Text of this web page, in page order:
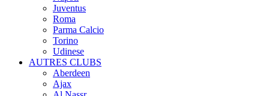
Juventus
Roma
Parma Calcio
Torino
Udinese
AUTRES CLUBS
Aberdeen
Ajax